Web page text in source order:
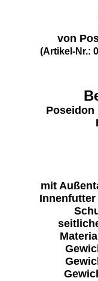
von
(Artikel-Nr.:
Poseidon
mit